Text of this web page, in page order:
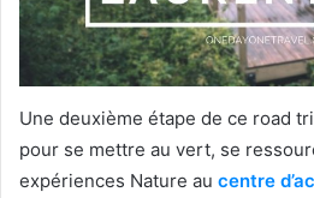
Une deuxième étape de ce road
pour se mettre au vert, se
expériences Nature au centre